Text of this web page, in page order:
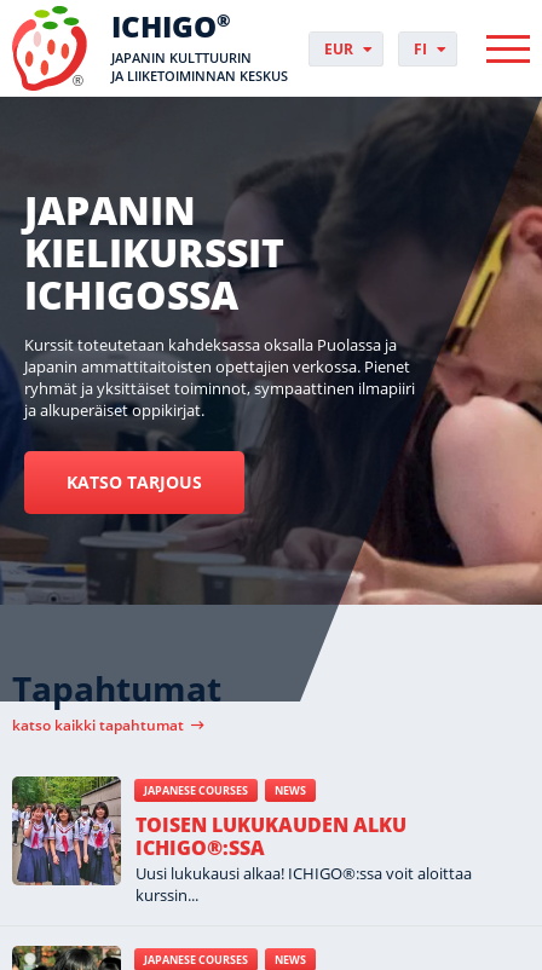
ICHIGO®
JAPANIN KULTTUURIN
JA LIIKETOIMINNAN KESKUS
EUR
NOK
FI
IT
NO
PT
RO
SK
JAPANIN
KIELIKURSSIT
ICHIGOSSA
Kurssit toteutetaan kahdeksassa oksalla Puolassa ja
Japanin ammattitaitoisten opettajien verkossa. Pienet
ryhmät ja yksittäiset toiminnot, sympaattinen ilmapiiri
ja alkuperäiset oppikirjat.
KATSO TARJOUS
Tapahtumat
katso kaikki tapahtumat
JAPANESE COURSES NEWS
TOISEN LUKUKAUDEN ALKU
ICHIGO®:SSA
Uusi lukukausi alkaa! ICHIGO®:ssa voit aloittaa
kurssin...
JAPANESE COURSES NEWS